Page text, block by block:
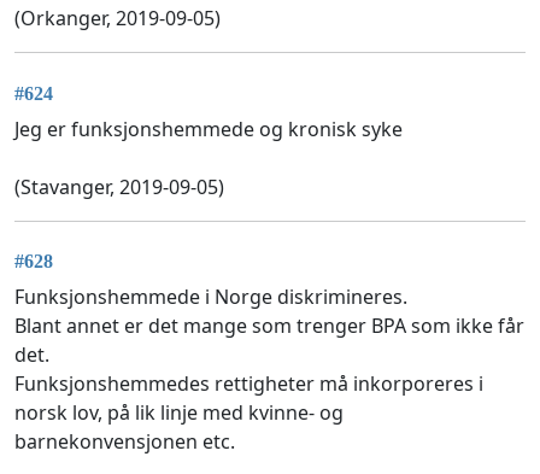
(Orkanger, 2019-09-05)
#624
Jeg er funksjonshemmede og kronisk syke
(Stavanger, 2019-09-05)
#628
Funksjonshemmede i Norge diskrimineres.
Blant annet er det mange som trenger BPA som ikke får
det.
Funksjonshemmedes rettigheter må inkorporeres i
norsk lov, på lik linje med kvinne- og
barnekonvensjonen etc.